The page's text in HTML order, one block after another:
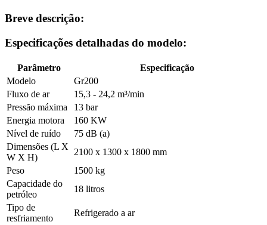
Breve descrição:
Especificações detalhadas do modelo:
Parâmetro
Especificação
Modelo
Gr200
Fluxo de ar
15,3 - 24,2 m³/min
Pressão máxima
13 bar
Energia motora
160 KW
Nível de ruído
75 dB (a)
Dimensões (L X
W X H)
2100 x 1300 x 1800 mm
Peso
1500 kg
Capacidade do
petróleo
18 litros
Tipo de
resfriamento
Refrigerado a ar